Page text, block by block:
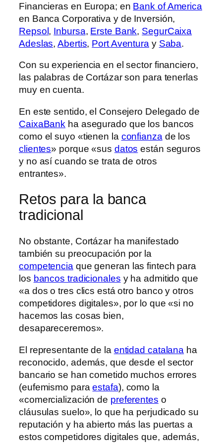
Financieras en Europa; en Bank of America
en Banca Corporativa y de Inversión,
Repsol, Inbursa, Erste Bank, SegurCaixa
Adeslas,Abertis, Port Aventura y Saba.
Con su experiencia en el sector financiero,
las palabras de Cortázar son para tenerlas
muy en cuenta.
En este sentido, el Consejero Delegado de
CaixaBank ha asegurado que los bancos
como el suyo «tienen la confianza de los
clientes» porque «sus datos están seguros
y no así cuando se trata de otros
entrantes».
Retos para la banca
tradicional
No obstante, Cortázar ha manifestado
también su preocupación por la
competencia que generan las fintech para
los bancos tradicionales y ha admitido que
«a dos o tres clics está otro banco y otros
competidores digitales», por lo que «si no
hacemos las cosas bien,
desapareceremos».
El representante de la entidad catalana ha
reconocido, además, que desde el sector
bancario se han cometido muchos errores
(eufemismo paraestafa), como la
«comercialización de preferentes o
cláusulas suelo», lo que ha perjudicado su
reputación y ha abierto más las puertas a
estos competidores digitales que, además,